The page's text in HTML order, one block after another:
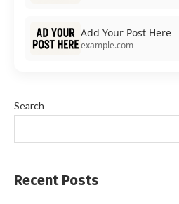
Add Your Post Here
example.com
Search
Recent Posts